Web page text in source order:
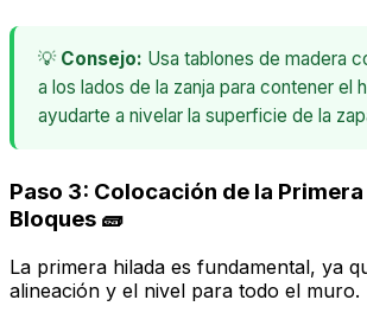
💡 Consejo: Usa tablones de madera
a los lados de la zanja para contener el
ayudarte a nivelar la superficie de la
Paso 3: Colocación de la
Bloques 🧱
La primera hilada es fundamental, ya
alineación y el nivel para todo el muro.